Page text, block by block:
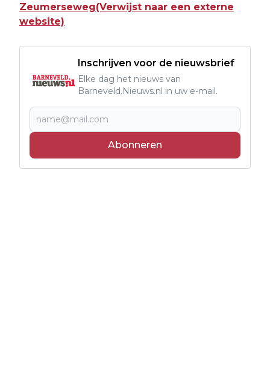
Zeumerseweg(Verwijst naar een externe
website)
Inschrijven voor de nieuwsbrief
Elke dag het nieuws van
Barneveld.Nieuws.nl in uw e-mail.
Abonneren